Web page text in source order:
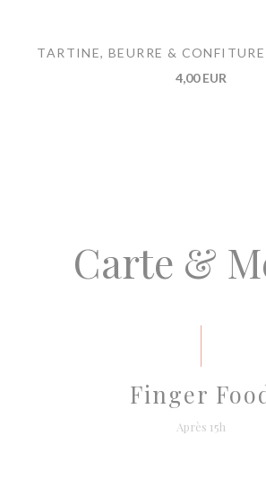
TARTINE, BEURRE &
4,00 EUR
Carte &
Finger
Après 15h